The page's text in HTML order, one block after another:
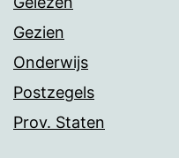
Gezien
Onderwijs
Postzegels
Prov. Staten